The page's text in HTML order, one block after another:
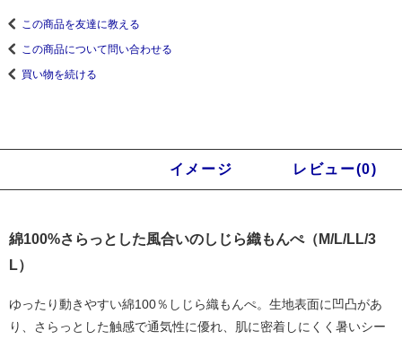
この商品を友達に教える
この商品について問い合わせる
買い物を続ける
イメージ レビュー(0)
綿100%さらっとした風合いのしじら織もんぺ（M/L/LL/3
L）
ゆったり動きやすい綿100％しじら織もんぺ。生地表面に凹凸があ
り、さらっとした触感で通気性に優れ、肌に密着しにくく暑いシー